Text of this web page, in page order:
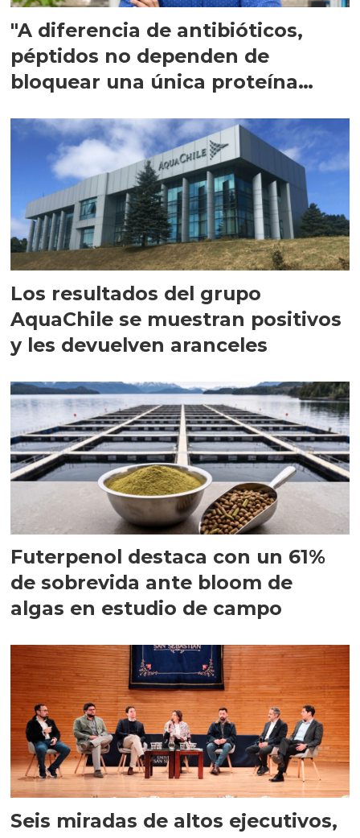
"A diferencia de antibióticos,
péptidos no dependen de
bloquear una única proteína
Los resultados del grupo
AquaChile se muestran positivos
y les devuelven aranceles
Futerpenol destaca con un 61%
de sobrevida ante bloom de
algas en estudio de campo
Seis miradas de altos ejecutivos,